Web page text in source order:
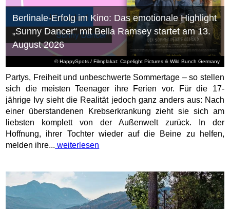
© HappySpots / Filmplakat: Capelight Pictures & Wild Bunch Germany
Berlinale-Erfolg im Kino: Das emotionale Highlight
„Sunny Dancer“ mit Bella Ramsey startet am 13.
August 2026
Partys, Freiheit und unbeschwerte Sommertage – so stellen
sich die meisten Teenager ihre Ferien vor. Für die 17-
jährige Ivy sieht die Realität jedoch ganz anders aus: Nach
einer überstandenen Krebserkrankung zieht sie sich am
liebsten komplett von der Außenwelt zurück. In der
Hoffnung, ihrer Tochter wieder auf die Beine zu helfen,
melden ihre... weiterlesen